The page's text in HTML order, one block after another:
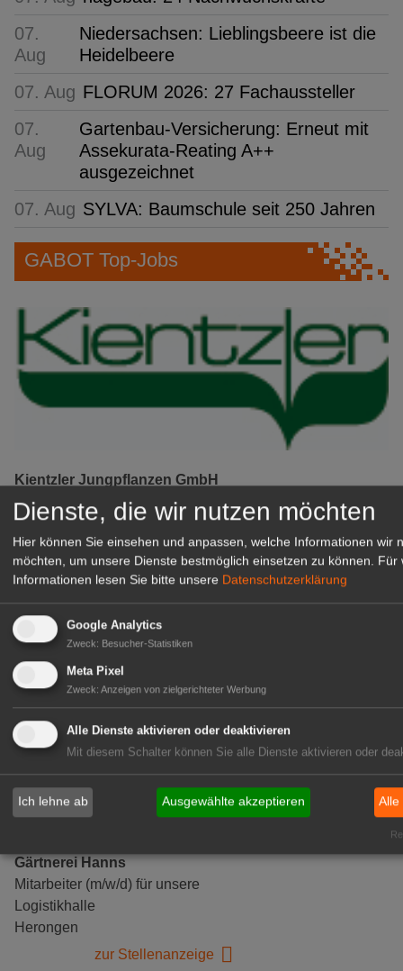
07.
Aug
Niedersachsen: Lieblingsbeere ist die
Heidelbeere
07. Aug FLORUM 2026: 27 Fachaussteller
07.
Aug
Gartenbau-Versicherung: Erneut mit
Assekurata-Reating A++
ausgezeichnet
07. Aug SYLVA: Baumschule seit 250 Jahren
GABOT Top-Jobs
Kientzler Jungpflanzen GmbH
& Co KG
Gärtner im Zierpflanzenbau
(Geselle/Meister/Techniker)
(m/w/d)
Gensingen
Gärtnerei Hanns
Mitarbeiter (m/w/d) für unsere
Logistikhalle
Herongen
zur Stellenanzeige
Dienste, die wir nutzen möchten
Hier können Sie einsehen und anpassen, welche Informationen wir
möchten, um unsere Dienste bestmöglich einsetzen zu können. Für
Informationen lesen Sie bitte unsere Datenschutzerklärung
Google Analytics
Zweck: Besucher-Statistiken
Meta Pixel
Zweck: Anzeigen von zielgerichteter Werbung
Alle Dienste aktivieren oder deaktivieren
Mit diesem Schalter können Sie alle Dienste aktivieren oder
Ich lehne ab Ausgewählte akzeptieren Alle